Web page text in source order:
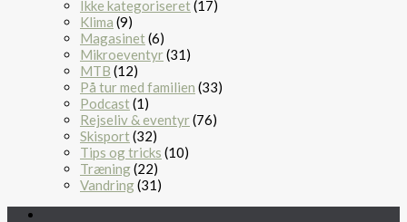
Ikke kategoriseret(17)
Klima (9)
Magasinet(6)
Mikroeventyr(31)
MTB (12)
På tur med familien (33)
Podcast(1)
Rejseliv & eventyr(76)
Skisport(32)
Tips og tricks (10)
Træning(22)
Vandring(31)